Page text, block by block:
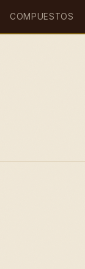
COMPUESTOS